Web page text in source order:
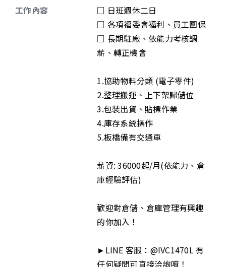
工作內容
□ 日班週休二日
□ 各項福委會福利、員工團保
□ 長期駐廠、依能力考核調
薪、轉正機會
1.協助物料分類 (電子零件)
2.整理搬運、上下架歸儲位
3.包裝出貨、貼標作業
4.庫存系統操作
5.板橋備有交通車
薪資: 36000起/月(依能力、倉
庫經驗評估)
歡迎對倉儲、倉庫管理有興趣
的你加入！
►LINE 客服：@IVC1470L 有
任何疑問可直接洽詢唷！